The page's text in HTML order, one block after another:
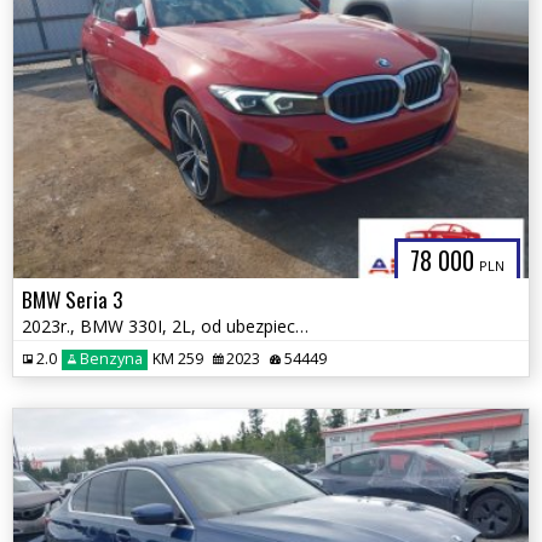
78 000 PLN
BMW Seria 3
2023r., BMW 330I, 2L, od ubezpieczalni
2.0 Benzyna KM 259 2023 54449